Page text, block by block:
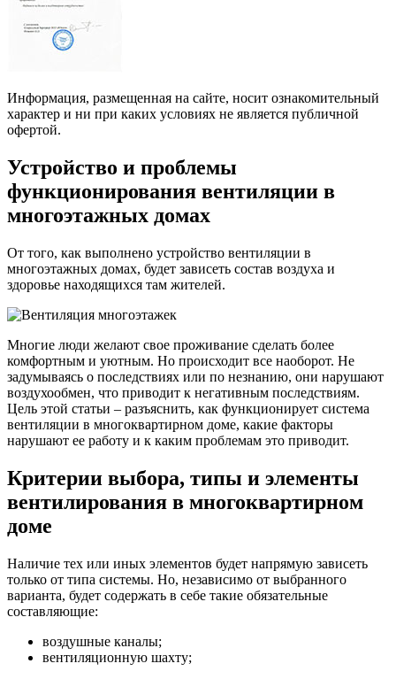
Информация, размещенная на сайте, носит ознакомительный
характер и ни при каких условиях не является публичной
офертой.
Устройство и проблемы
функционирования вентиляции в
многоэтажных домах
От того, как выполнено устройство вентиляции в
многоэтажных домах, будет зависеть состав воздуха и
здоровье находящихся там жителей.
Многие люди желают свое проживание сделать более
комфортным и уютным. Но происходит все наоборот. Не
задумываясь о последствиях или по незнанию, они нарушают
воздухообмен, что приводит к негативным последствиям.
Цель этой статьи – разъяснить, как функционирует система
вентиляции в многоквартирном доме, какие факторы
нарушают ее работу и к каким проблемам это приводит.
Критерии выбора, типы и элементы
вентилирования в многоквартирном
доме
Наличие тех или иных элементов будет напрямую зависеть
только от типа системы. Но, независимо от выбранного
варианта, будет содержать в себе такие обязательные
составляющие:
воздушные каналы;
вентиляционную шахту;